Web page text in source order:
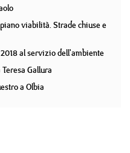
viabilità. Strade chiuse e
al servizio dell'ambiente
Gallura
a Olbia